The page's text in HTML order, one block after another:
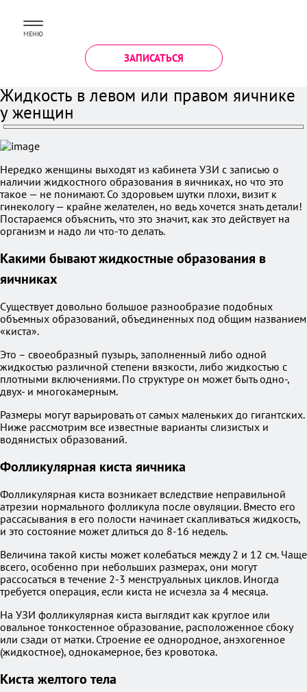
МЕНЮ
ЗАПИСАТЬСЯ
Жидкость в левом или правом яичнике
у женщин
Нередко женщины выходят из кабинета УЗИ с записью о
наличии жидкостного образования в яичниках, но что это
такое — не понимают. Со здоровьем шутки плохи, визит к
гинекологу — крайне желателен, но ведь хочется знать детали!
Постараемся объяснить, что это значит, как это действует на
организм и надо ли что-то делать.
Какими бывают жидкостные образования в
яичниках
Существует довольно большое разнообразие подобных
объемных образований, объединенных под общим названием
«киста».
Это – своеобразный пузырь, заполненный либо одной
жидкостью различной степени вязкости, либо жидкостью с
плотными включениями. По структуре он может быть одно-,
двух- и многокамерным.
Размеры могут варьировать от самых маленьких до гигантских.
Ниже рассмотрим все известные варианты слизистых и
водянистых образований.
Фолликулярная киста яичника
Фолликулярная киста возникает вследствие неправильной
атрезии нормального фолликула после овуляции. Вместо его
рассасывания в его полости начинает скапливаться жидкость,
и это состояние может длиться до 8-16 недель.
Величина такой кисты может колебаться между 2 и 12 см. Чаще
всего, особенно при небольших размерах, они могут
рассосаться в течение 2-3 менструальных циклов. Иногда
требуется операция, если киста не исчезла за 4 месяца.
На УЗИ фолликулярная киста выглядит как круглое или
овальное тонкостенное образование, расположенное сбоку
или сзади от матки. Строение ее однородное, анэхогенное
(жидкостное), однокамерное, без кровотока.
Киста желтого тела